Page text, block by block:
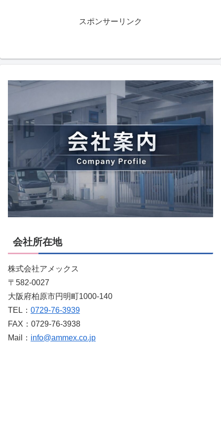
スポンサーリンク
会社所在地
株式会社アメックス
〒582-0027
大阪府柏原市円明町1000-140
TEL： 0729-76-3939
FAX：0729-76-3938
Mail： info@ammex.co.jp